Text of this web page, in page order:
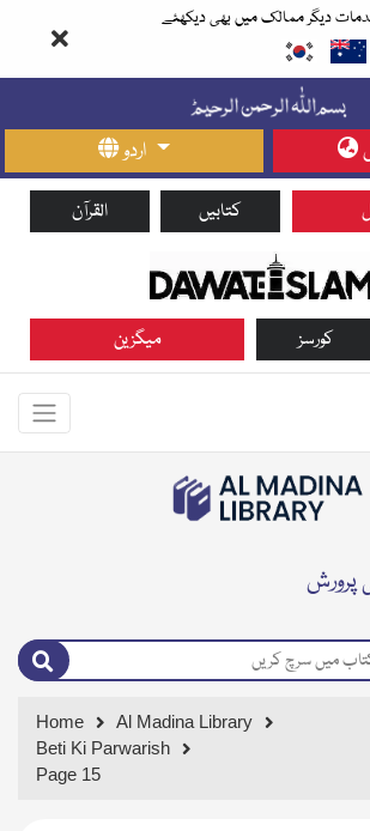
دیگر ممالک میں بھی دیکھئے
اردو
القرآن کتابیں
میگزین کورسز
پرورش
Home
Al Madina Library
Beti Ki Parwarish
Page 15